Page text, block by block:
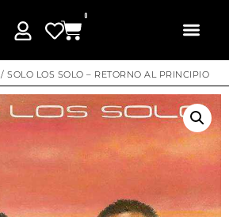
0
/ SOLO LOS SOLO – RETORNO AL PRINCIPIO